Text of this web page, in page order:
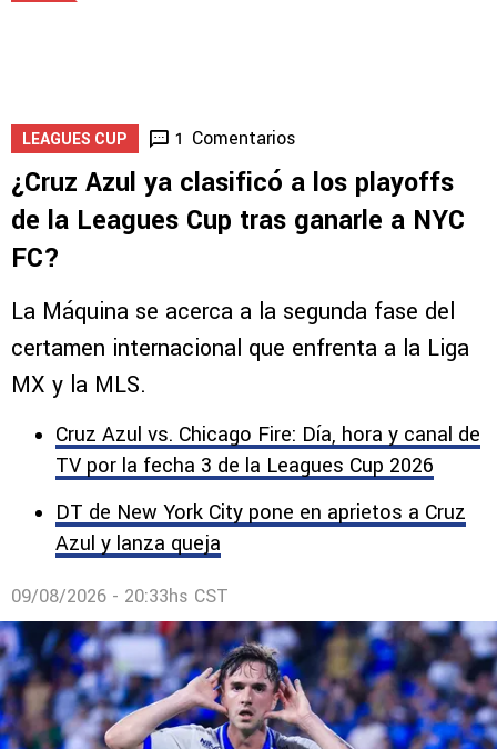
LEAGUES CUP 1 Comentarios
¿Cruz Azul ya clasificó a los playoffs
de la Leagues Cup tras ganarle a NYC
FC?
La Máquina se acerca a la segunda fase del
certamen internacional que enfrenta a la Liga
MX y la MLS.
Cruz Azul vs. Chicago Fire: Día, hora y canal de
TV por la fecha 3 de la Leagues Cup 2026
DT de New York City pone en aprietos a Cruz
Azul y lanza queja
09/08/2026 - 20:33hs CST